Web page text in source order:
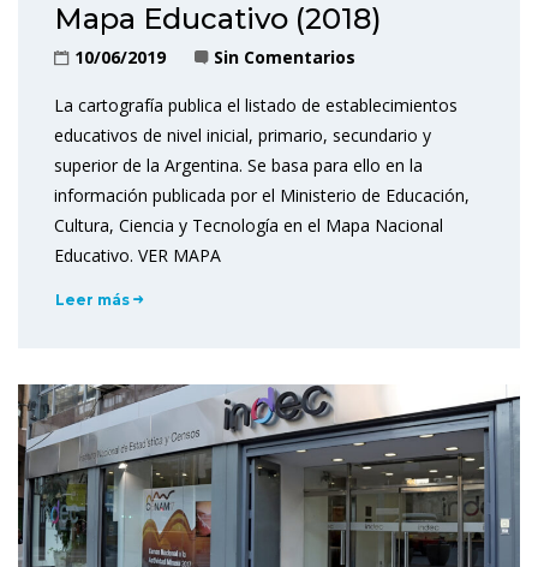
Mapa Educativo (2018)
10/06/2019 Sin Comentarios
La cartografía publica el listado de establecimientos
educativos de nivel inicial, primario, secundario y
superior de la Argentina. Se basa para ello en la
información publicada por el Ministerio de Educación,
Cultura, Ciencia y Tecnología en el Mapa Nacional
Educativo. VER MAPA
Leer más